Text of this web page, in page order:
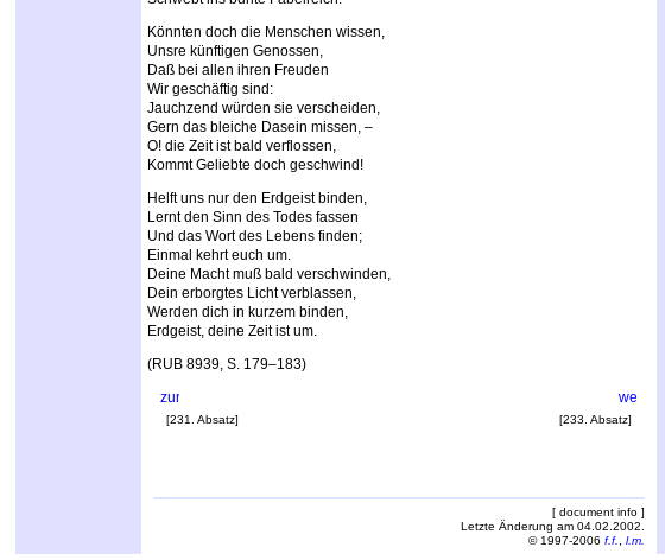
Könnten doch die Menschen wissen,
Unsre künftigen Genossen,
Daß bei allen ihren Freuden
Wir geschäftig sind:
Jauchzend würden sie verscheiden,
Gern das bleiche Dasein missen, –
O! die Zeit ist bald verflossen,
Kommt Geliebte doch geschwind!
Helft uns nur den Erdgeist binden,
Lernt den Sinn des Todes fassen
Und das Wort des Lebens finden;
Einmal kehrt euch um.
Deine Macht muß bald verschwinden,
Dein erborgtes Licht verblassen,
Werden dich in kurzem binden,
Erdgeist, deine Zeit ist um.
(RUB 8939, S. 179–183)
[231. Absatz] [233. Absatz]
[ document info ]
Letzte Änderung am 04.02.2002.
© 1997-2006 f.f. l.m.